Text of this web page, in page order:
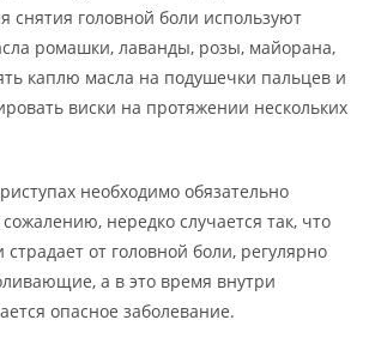
снятия головной боли используют
ромашки, лаванды, розы, майорана,
каплю масла на подушечки пальцев и
виски на протяжении нескольких
необходимо обязательно
нередко случается так, что
от головной боли, регулярно
а в это время внутри
опасное заболевание.